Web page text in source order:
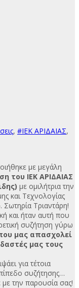
, #ΙΕΚ ΑΡΙΔΑΙΑΣ,
με μεγάλη
του ΙΕΚ ΑΡΙΔΑΙΑΣ
με ομιλήτρια την
και Τεχνολογίας
Τριαντάρη!
και ήταν αυτή που
συζήτηση γύρω
μας απασχολεί
μας τους
για τέτοια
συζήτησης…
την παρουσία σας!